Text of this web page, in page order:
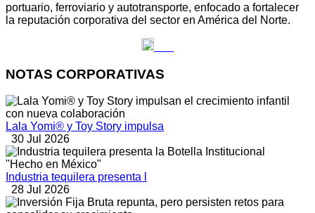
portuario, ferroviario y autotransporte, enfocado a fortalecer
la reputación corporativa del sector en América del Norte.
NOTAS CORPORATIVAS
Lala Yomi® y Toy Story impulsa
30 Jul 2026
Industria tequilera presenta l
28 Jul 2026